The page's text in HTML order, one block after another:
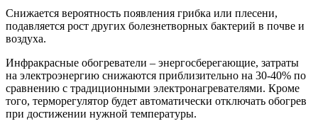
Снижается вероятность появления грибка или плесени,
подавляется рост других болезнетворных бактерий в почве и
воздуха.
Инфракрасные обогреватели – энергосберегающие, затраты
на электроэнергию снижаются приблизительно на 30-40% по
сравнению с традиционными электронагревателями. Кроме
того, терморегулятор будет автоматически отключать обогрев
при достижении нужной температуры.